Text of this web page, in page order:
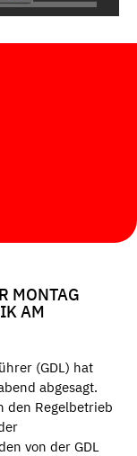
MONTAG
AM
(GDL) hat
abgesagt.
den Regelbetrieb
von der GDL